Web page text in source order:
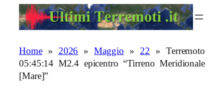
Home» 2026 »Maggio » 22 » Terremoto
05:45:14 M2.4 epicentro “Tirreno Meridionale
[Mare]”